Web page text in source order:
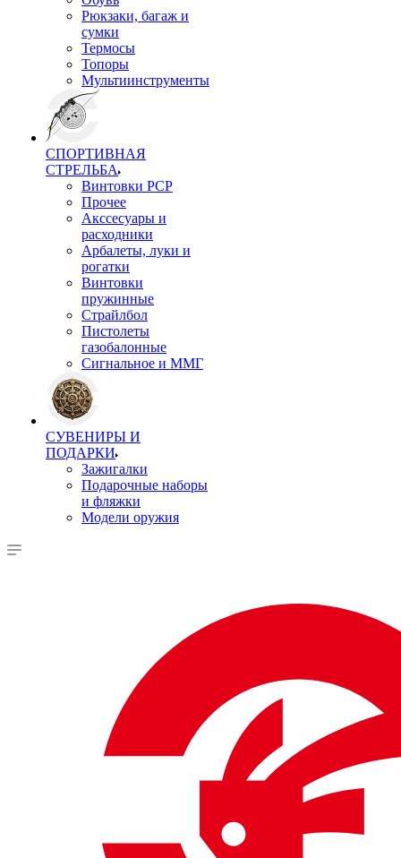
Рюкзаки, багаж и
сумки
Термосы
Топоры
Мультиинструменты
СПОРТИВНАЯ
СТРЕЛЬБА
Винтовки PCP
Прочее
Акссесуары и
расходники
Арбалеты, луки и
рогатки
Винтовки
пружинные
Страйлбол
Пистолеты
газобалонные
Сигнальное и ММГ
СУВЕНИРЫ И
ПОДАРКИ
Зажигалки
Подарочные наборы
и фляжки
Модели оружия